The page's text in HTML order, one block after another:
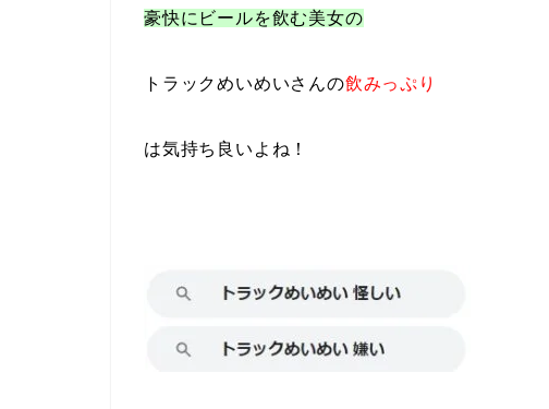
豪快にビールを飲む美女の
トラックめいめいさんの飲みっぷり
は気持ち良い よね！